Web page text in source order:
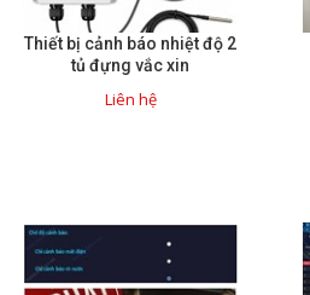
Thiết bị cảnh báo nhiệt độ 2
tủ đựng vắc xin
Liên hệ